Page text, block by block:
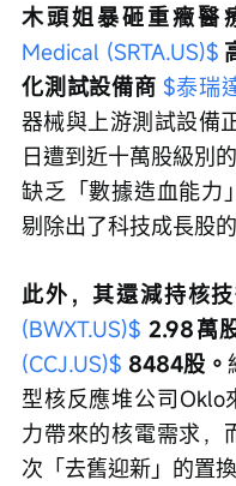
木頭姐暴砸重癥醫
Medical (SRTA.US)$
化測試設備商 $泰瑞
器械與上游測試設備
日遭到近十萬股級別
缺乏「數據造血能力
剔除出了科技成長股
此外，其還減持核
(BWXT.US)$ 2.98萬
(CCJ.US)$ 8484股。
型核反應堆公司Oklo
力帶來的核電需求，
次「去舊迎新」的置